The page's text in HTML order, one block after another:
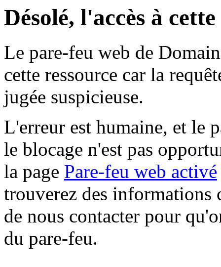
Désolé, l'accès à
Le pare-feu web de
cette ressource car la
jugée suspicieuse.
L'erreur est humaine, et le
le blocage n'est pas
la page Pare-feu web activé
trouverez des informations
de nous contacter pour
du pare-feu.